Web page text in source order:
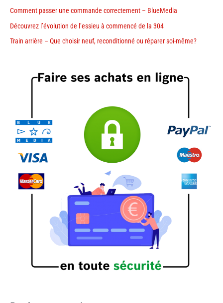
Comment passer une commande correctement – BlueMedia
Découvrez l’évolution de l’essieu à commencé de la 304
Train arrière – Que choisir neuf, reconditionné ou réparer soi-même?